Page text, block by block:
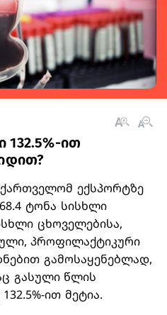
ით
ექსპორტზე
ტონა სისხლი
ცხოველებისა,
პროფილაქტიკური
გამოსაყენებლად,
გასული წლის
ით მეტია.